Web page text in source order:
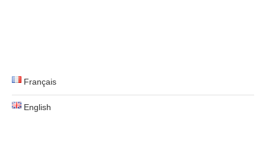
Français
English